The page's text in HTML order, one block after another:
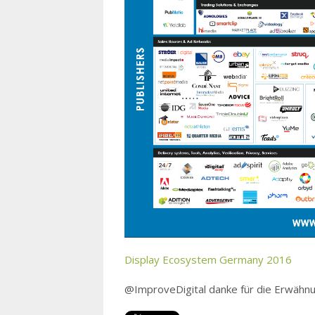
Display Ecosystem Germany 2016
@ImproveDigital danke für die